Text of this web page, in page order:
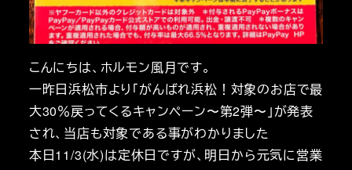
こんにちは、ホルモン風月です。
一昨日浜松市より「がんばれ浜松！対象のお店で最
大30％戻ってくるキャンペーン〜第2弾〜」が発表
され、当店も対象である事がわかりました
本日11/3(水)は定休日ですが、明日から元気に営業